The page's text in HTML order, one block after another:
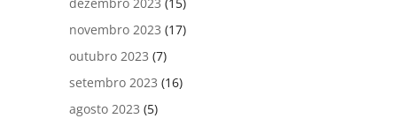
novembro 2023 (17)
outubro 2023 (7)
setembro 2023 (16)
agosto 2023 (5)